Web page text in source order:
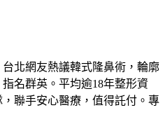
北網友熱議韓式隆鼻術，輪廓
名群英。平均逾18年整形資
聯手安心醫療，值得託付。專